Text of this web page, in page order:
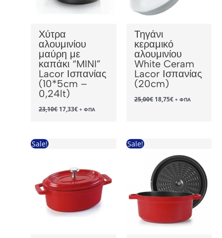
Χύτρα
αλουμινίου
μαύρη με
καπάκι “MINI”
Lacor Ισπανίας
(10*5cm –
0,24lt)
23,10€ Original
price
17,33€Η+ ΦΠΑ
Τηγάνι
κεραμικό
αλουμινίου
White Ceram
Lacor Ισπανίας
(20cm)
25,00€ Original
price
18,75€Η+ ΦΠΑ
Sale! Sale!